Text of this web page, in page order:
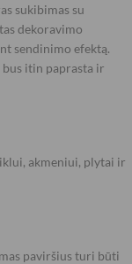
sukibimas su
dekoravimo
sendinimo efektą.
itin paprasta ir
akmeniui, plytai ir
paviršius turi būti